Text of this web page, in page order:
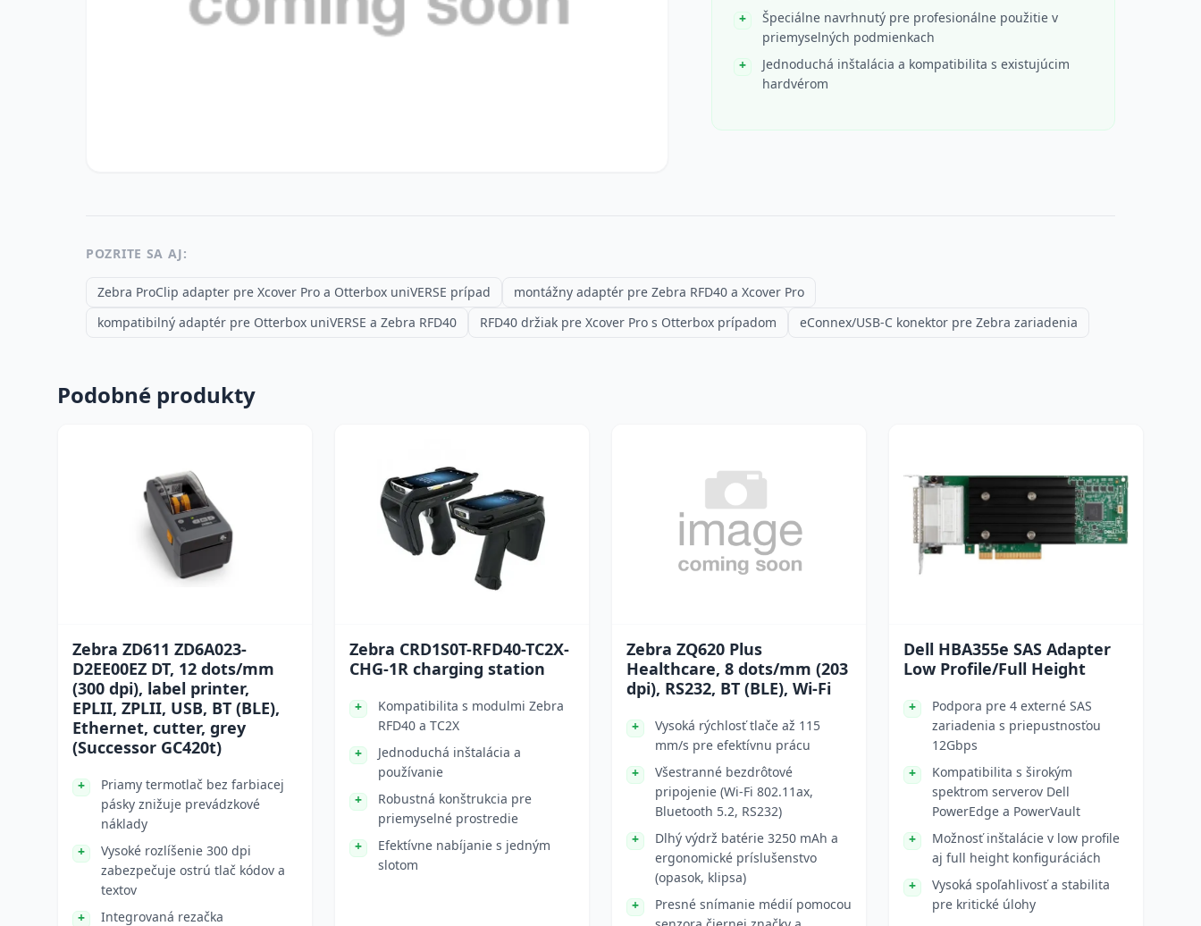
Špeciálne navrhnutý pre profesionálne použitie v
priemyselných podmienkach
Jednoduchá inštalácia a kompatibilita s existujúcim
hardvérom
POZRITE SA AJ:
Zebra ProClip adapter pre Xcover Pro a Otterbox uniVERSE prípad
montážny adaptér pre Zebra RFD40 a Xcover Pro
kompatibilný adaptér pre Otterbox uniVERSE a Zebra RFD40
RFD40 držiak pre Xcover Pro s Otterbox prípadom eConnex/USB-C konektor pre Zebra zariadenia
Podobné produkty
Zebra ZD611 ZD6A023-
D2EE00EZ DT, 12 dots/mm
(300 dpi), label printer,
EPLII, ZPLII, USB, BT (BLE),
Ethernet, cutter, grey
(Successor GC420t)
Priamy termotlač bez farbiacej
pásky znižuje prevádzkové
náklady
Vysoké rozlíšenie 300 dpi
zabezpečuje ostrú tlač kódov a
textov
Integrovaná rezačka
Zebra CRD1S0T-RFD40-TC2X-
CHG-1R charging station
Kompatibilita s modulmi Zebra
RFD40 a TC2X
Jednoduchá inštalácia a
používanie
Robustná konštrukcia pre
priemyselné prostredie
Efektívne nabíjanie s jedným
slotom
Zebra ZQ620 Plus
Healthcare, 8 dots/mm (203
dpi), RS232, BT (BLE), Wi-Fi
Vysoká rýchlosť tlače až 115
mm/s pre efektívnu prácu
Všestranné bezdrôtové
pripojenie (Wi-Fi 802.11ax,
Bluetooth 5.2, RS232)
Dlhý výdrž batérie 3250 mAh a
ergonomické príslušenstvo
(opasok, klipsa)
Presné snímanie médií pomocou
Dell HBA355e SAS Adapter
Low Profile/Full Height
Podpora pre 4 externé SAS
zariadenia s priepustnosťou
12Gbps
Kompatibilita s širokým
spektrom serverov Dell
PowerEdge a PowerVault
Možnosť inštalácie v low profile
aj full height konfiguráciách
Vysoká spoľahlivosť a stabilita
pre kritické úlohy